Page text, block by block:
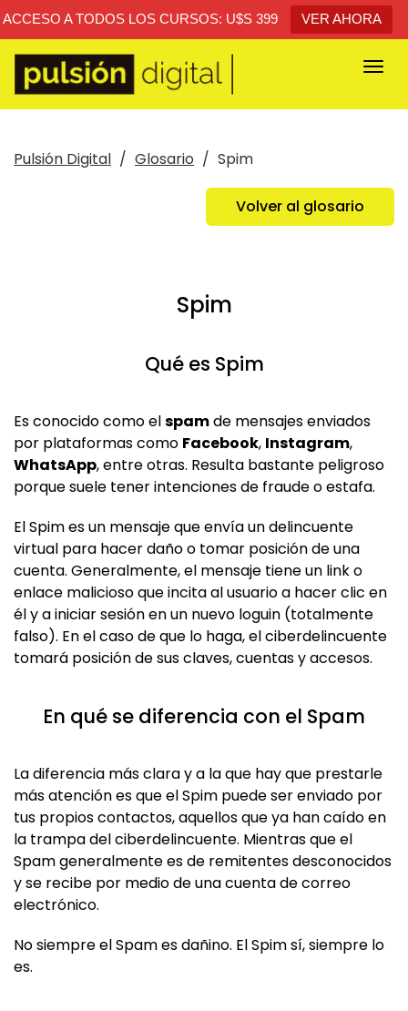
ACCESO A TODOS LOS CURSOS: U$S 399 VER AHORA
Pulsión Digital Glosario Spim
Volver al glosario
Spim
Qué es Spim
Es conocido como elspamde mensajes enviados
por plataformas como Facebook, Instagram,
WhatsApp, entre otras. Resulta bastante peligroso
porque suele tener intenciones de fraude o estafa.
El Spim es un mensaje que envía un delincuente
virtual para hacer daño o tomar posición de una
cuenta. Generalmente, el mensaje tiene un link o
enlace malicioso que incita al usuario a hacer clic en
él y a iniciar sesión en un nuevo loguin (totalmente
falso). En el caso de que lo haga, el ciberdelincuente
tomará posición de sus claves, cuentas y accesos.
En qué se diferencia con el Spam
La diferencia más clara y a la que hay que prestarle
más atención es que el Spim puede ser enviado por
tus propios contactos, aquellos que ya han caído en
la trampa del ciberdelincuente. Mientras que el
Spam generalmente es de remitentes desconocidos
y se recibe por medio de una cuenta de correo
electrónico.
No siempre el Spam es dañino. El Spim sí, siempre lo
es.